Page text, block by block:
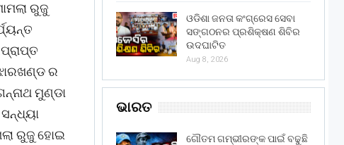
ରୁଜୁ
ର
ମୁଣ୍ଡା
ରୁଜୁ ହୋଇ
ଓଡିଶା ଜନତା କଂଗ୍ରେସ ସେବା
ସଙ୍ଗଠନର ପ୍ରଶିକ୍ଷଣ ଶିବିର
ଉଦଘାଟିତ
Aug 8, 2026
ଭାରତ
ଗୌତମ ଗମ୍ଭୀରଙ୍କ ପାଇଁ ବଢୁଛି